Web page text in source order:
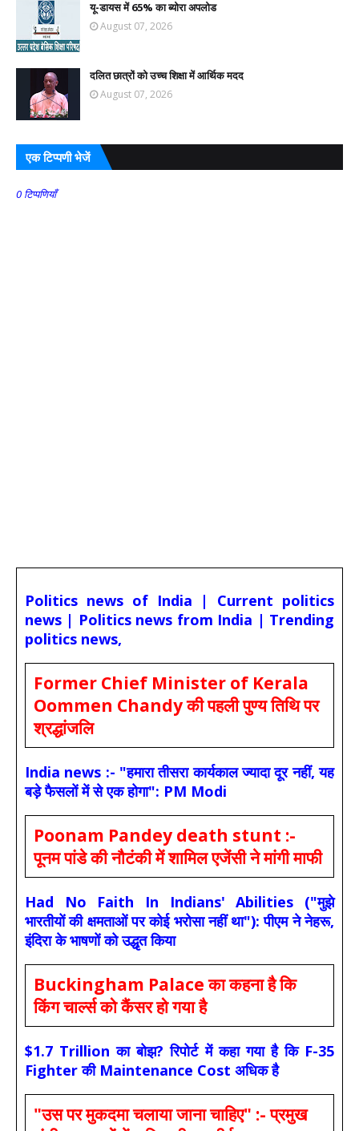
यू-डायस में 65% का ब्योरा अपलोड
August 07, 2026
दलित छात्रों को उच्च शिक्षा में आर्थिक मदद
August 07, 2026
एक टिप्पणी भेजें
0 टिप्पणियाँ
Politics news of India | Current politics
news | Politics news from India | Trending
politics news,
Former Chief Minister of Kerala
Oommen Chandy की पहली पुण्य तिथि पर
श्रद्धांजलि
India news :- "हमारा तीसरा कार्यकाल ज्यादा दूर नहीं, यह
बड़े फैसलों में से एक होगा": PM Modi
Poonam Pandey death stunt :-
पूनम पांडे की नौटंकी में शामिल एजेंसी ने मांगी माफी
Had No Faith In Indians' Abilities ("मुझे
भारतीयों की क्षमताओं पर कोई भरोसा नहीं था"): पीएम ने नेहरू,
इंदिरा के भाषणों को उद्धृत किया
Buckingham Palace का कहना है कि
किंग चार्ल्स को कैंसर हो गया है
$1.7 Trillion का बोझ? रिपोर्ट में कहा गया है कि F-35
Fighter की Maintenance Cost अधिक है
"उस पर मुकदमा चलाया जाना चाहिए" :- प्रमुख